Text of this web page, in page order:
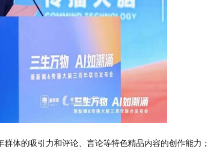
体的吸引力和评论、言论等特色精品内容的创作能力；